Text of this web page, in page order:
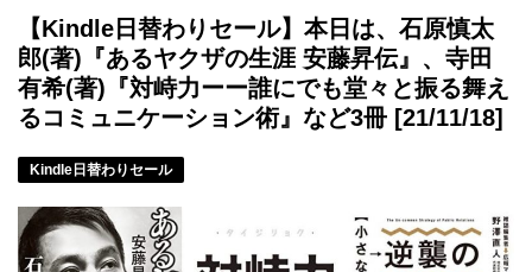
【Kindle日替わりセール】本日は、石原慎太
郎(著)『あるヤクザの生涯 安藤昇伝』、寺田
有希(著)『対峙力ーー誰にでも堂々と振る舞え
るコミュニケーション術』など3冊 [21/11/18]
Kindle日替わりセール